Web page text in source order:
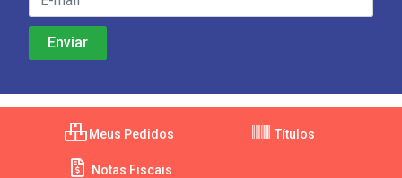
Meus Pedidos Títulos
Notas Fiscais